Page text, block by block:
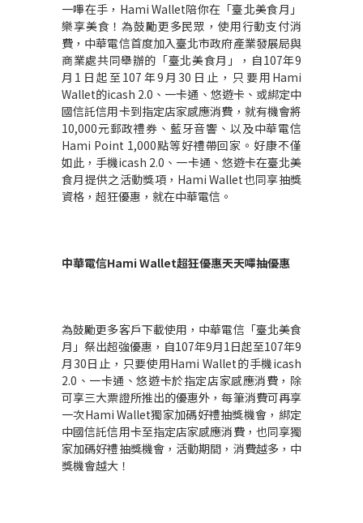
一嗶在手， Hami Wallet陪你在「臺北美食月」
樂享美食！為鼓勵更多民眾，使用行動支付消
費，中華電信首度加入臺北市政府產業發展局與
商業處共同舉辦的「臺北美食月」，自107年9
月 1 日起至107 年9 月 30 日止，只要用 Hami
Wallet的icash 2.0 、一卡通、悠遊卡、或綁定中
國信託信用卡到指定店家感應消費，就有機會將
10,000元郵政禮券、藍牙音響、以及中華電信
Hami Point 1,000點等好禮帶回家。好康不僅
如此，手機icash 2.0 、一卡通、悠遊卡在臺北美
食月提供之活動獎項， Hami Wallet也同享抽獎
資格，超狂優惠，就在中華電信。
中華電信Hami Wallet超狂優惠天天嗶抽優惠
為鼓勵更多客戶下載使用，中華電信「臺北美食
月」祭出超強優惠，自107年9月1日起至107年9
月 30日止，只要使用Hami Wallet的手機icash
2.0 、一卡通、悠遊卡於指定店家感應消費，除
可享三大票證所推出的優惠外，每筆消費可再享
一次Hami Wallet獨家加碼好禮抽獎機會，綁定
中國信託信用卡至指定店家感應消費，也同享獨
家加碼好禮抽獎機會，活動期間，消費越多，中
獎機會越大！